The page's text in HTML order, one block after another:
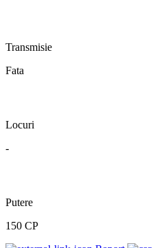
Transmisie
Fata
Locuri
-
Putere
150 CP